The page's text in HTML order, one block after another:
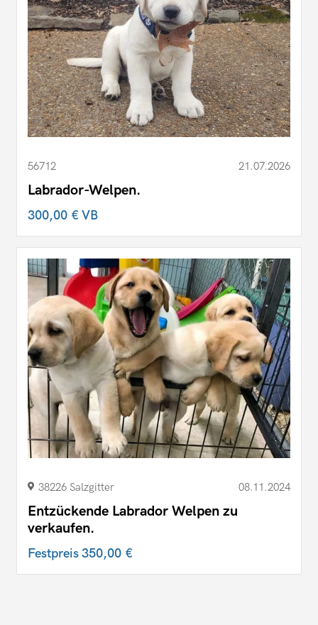
56712 21.07.2026
Labrador-Welpen.
300,00 €VB
38226 Salzgitter 08.11.2024
Entzückende Labrador Welpen zu
verkaufen.
Festpreis350,00 €